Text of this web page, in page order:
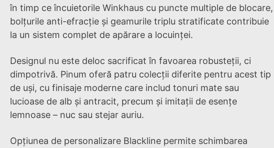
în timp ce încuietorile Winkhaus cu puncte multiple de blocare,
bolțurile anti-efracție și geamurile triplu stratificate contribuie
la un sistem complet de apărare a locuinței.
Designul nu este deloc sacrificat în favoarea robusteții, ci
dimpotrivă. Pinum oferă patru colecții diferite pentru acest tip
de uși, cu finisaje moderne care includ tonuri mate sau
lucioase de alb și antracit, precum și imitații de esențe
lemnoase – nuc sau stejar auriu.
Opțiunea de personalizare Blackline permite schimbarea